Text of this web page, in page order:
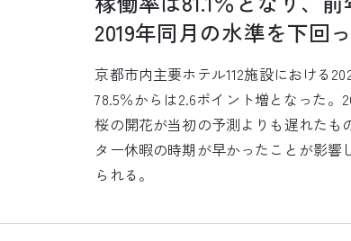
2019年同月の水準を下回
京都市内主要ホテル112施設における
78.5％からは2.6ポイント増となった。
桜の開花が当初の予測よりも遅れた
ター休暇の時期が早かったことが影
られる。